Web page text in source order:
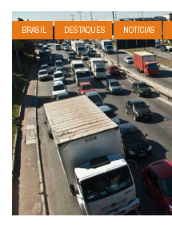
BRASIL DESTAQUES NOTÍCIAS